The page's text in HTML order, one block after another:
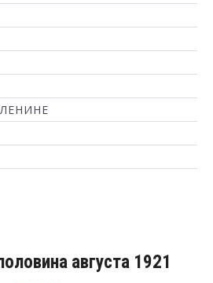
августа 1921